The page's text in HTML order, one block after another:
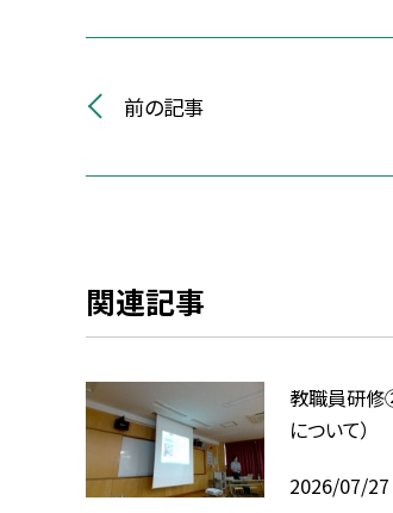
前の記事
関連記事
教職員研修
について）
2026/07/27